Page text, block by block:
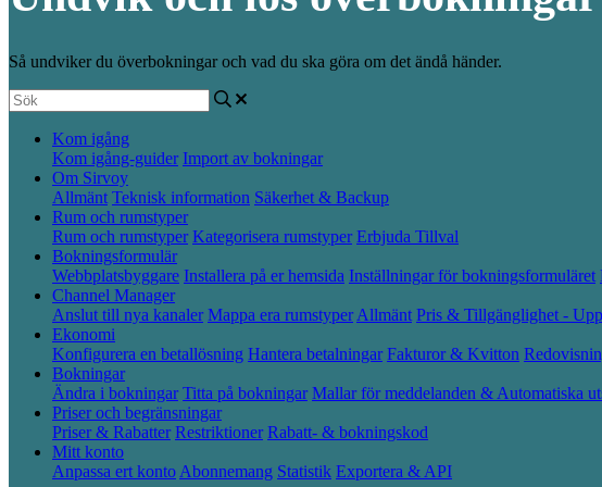
Så undviker du överbokningar och vad du ska göra om det ändå händer.
Kom igång
Kom igång-guider Import av bokningar
Om Sirvoy
Allmänt Teknisk information Säkerhet & Backup
Rum och rumstyper
Rum och rumstyper Kategorisera rumstyper Erbjuda Tillval
Bokningsformulär
Webbplatsbyggare Installera på er hemsida Inställningar för bokningsformuläret
Channel Manager
Anslut till nya kanaler Mappa era rumstyper Allmänt Pris & Tillgänglighet -
Ekonomi
Konfigurera en betallösning Hantera betalningar Fakturor & Kvitton
Bokningar
Ändra i bokningar Titta på bokningar Mallar för meddelanden & Automatiska
Priser och begränsningar
Priser & Rabatter Restriktioner Rabatt- & bokningskod
Mitt konto
Anpassa ert konto Abonnemang Statistik Exportera & API